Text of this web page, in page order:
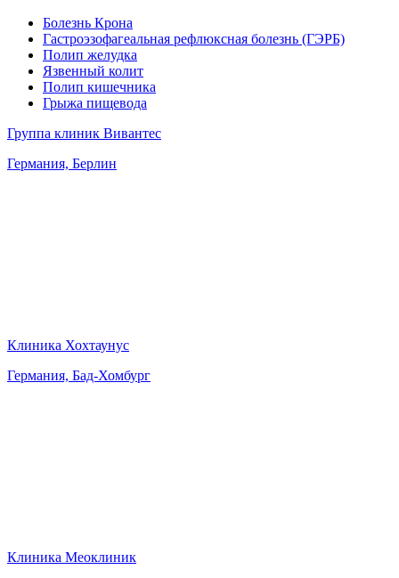
Болезнь Крона
Гастроэзофагеальная рефлюксная болезнь (ГЭРБ)
Полип желудка
Язвенный колит
Полип кишечника
Грыжа пищевода
Группа клиник Вивантес
Германия, Берлин
Клиника Хохтаунус
Германия, Бад-Хомбург
Клиника Меоклиник